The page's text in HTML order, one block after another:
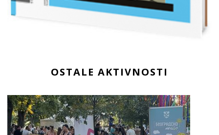
OSTALE AKTIVNOSTI